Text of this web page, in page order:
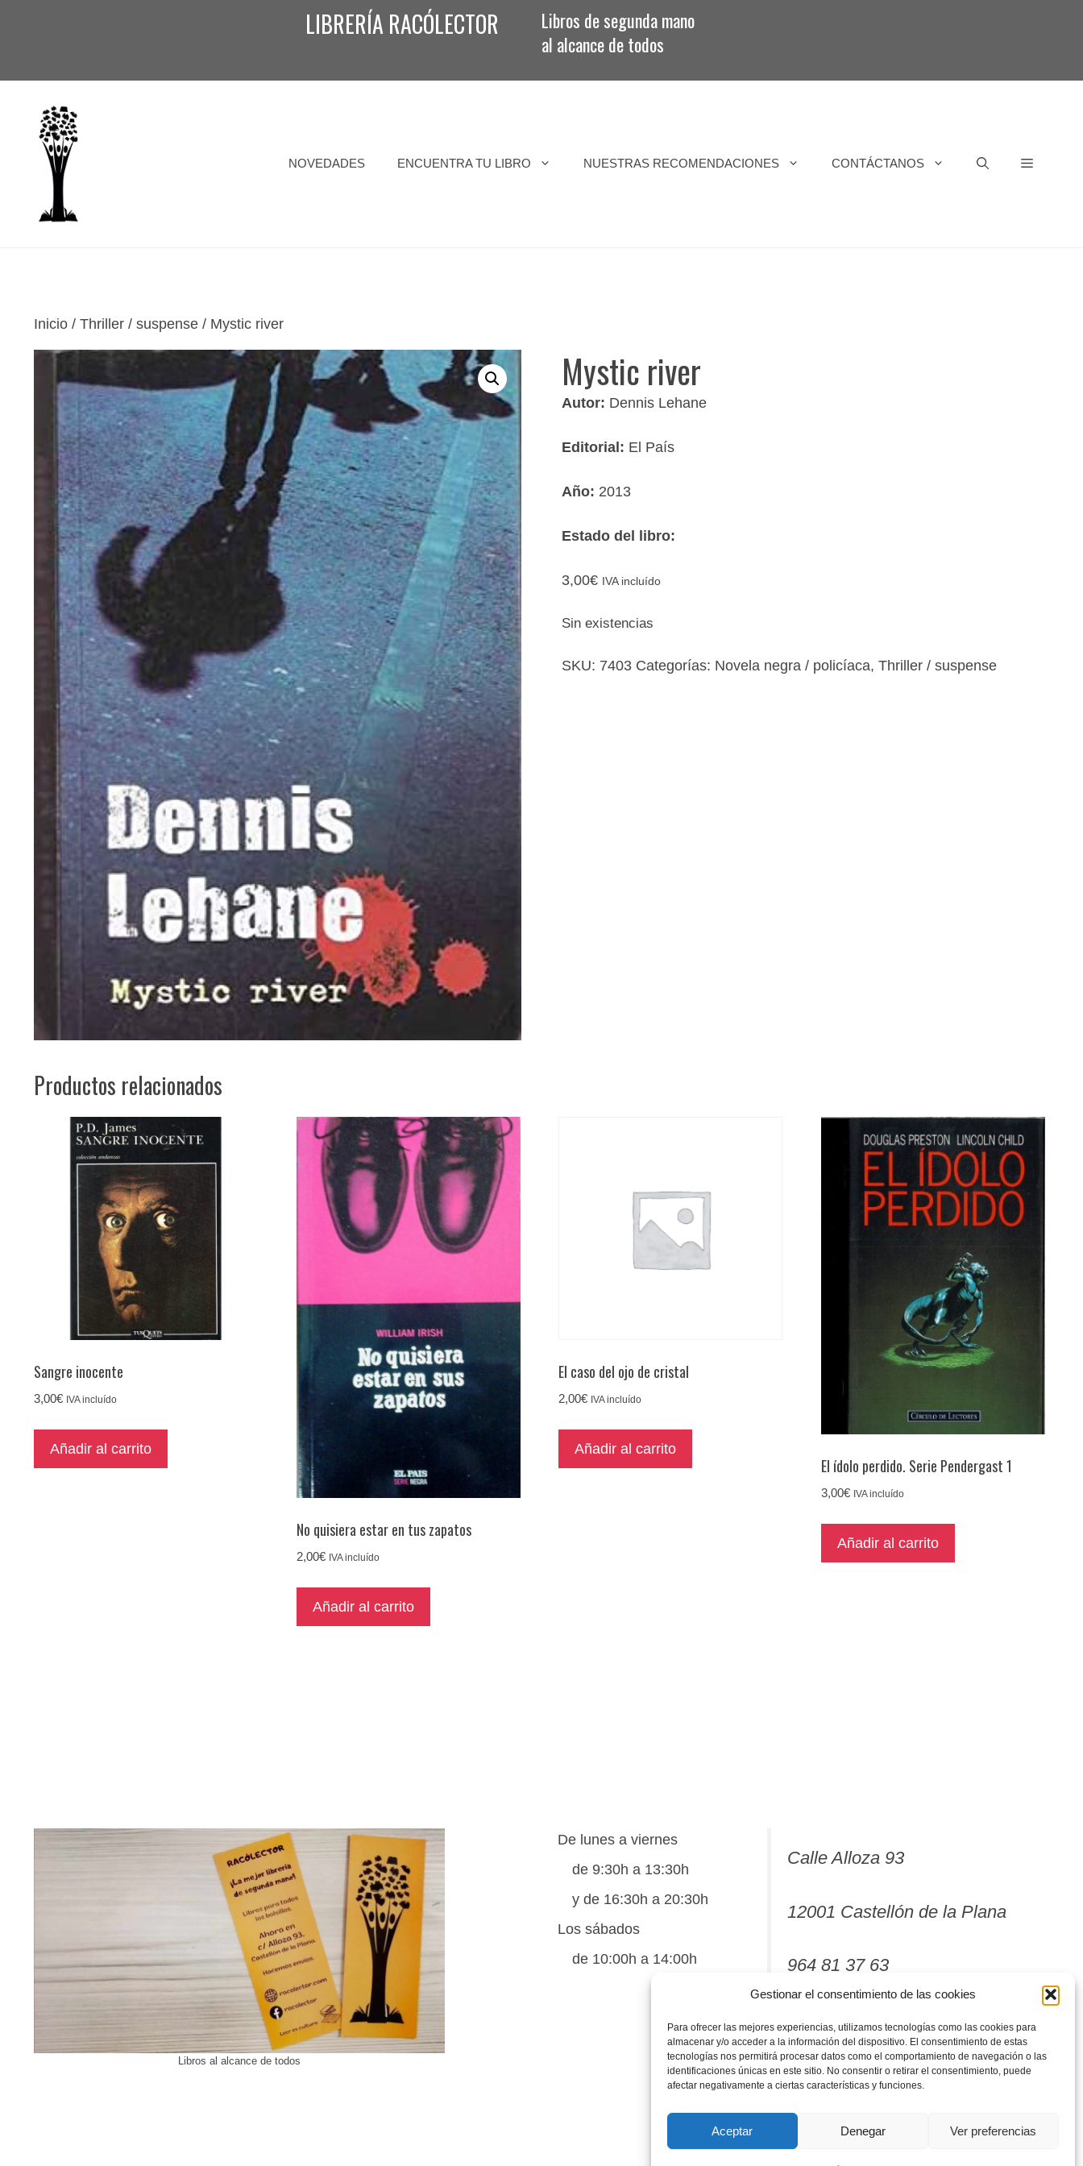
Gestionar el consentimiento de las cookies
Para ofrecer las mejores experiencias, utilizamos tecnologías como las cookies para
almacenar y/o acceder a la información del dispositivo. El consentimiento de estas
tecnologías nos permitirá procesar datos como el comportamiento de navegación o las
identificaciones únicas en este sitio. No consentir o retirar el consentimiento, puede
afectar negativamente a ciertas características y funciones.
Aceptar Denegar Ver preferencias
LIBRERÍA RACÓLECTOR
Libros de segunda mano
al alcance de todos
NOVEDADES ENCUENTRA TU LIBRO NUESTRAS RECOMENDACIONES CONTÁCTANOS
Inicio / Thriller / suspense / Mystic river
Mystic river
Autor: Dennis Lehane
Editorial: El País
Año: 2013
Estado del libro:
3,00€ IVA incluído
Sin existencias
SKU: 7403 Categorías: Novela negra / policíaca,Thriller / suspense
Productos relacionados
Sangre inocente
3,00€ IVA incluído
Añadir al carrito
No quisiera estar en tus zapatos
2,00€ IVA incluído
Añadir al carrito
El caso del ojo de cristal
2,00€ IVA incluído
Añadir al carrito
El ídolo perdido. Serie Pendergast 1
3,00€ IVA incluído
Añadir al carrito
Libros al alcance de todos
De lunes a viernes
de 9:30h a 13:30h
y de 16:30h a 20:30h
Los sábados
de 10:00h a 14:00h
Calle Alloza 93
12001 Castellón de la Plana
964 81 37 63